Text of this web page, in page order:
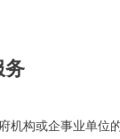
务
机构或企事业单位